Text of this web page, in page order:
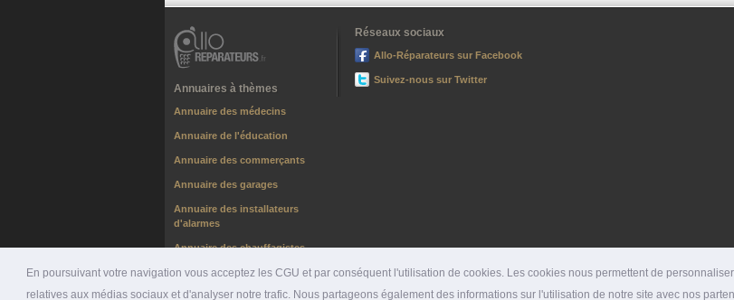
En poursuivant votre navigation vous acceptez les CGU et par conséquent l'utilisation de cookies. Les cookies nous permettent de
relatives aux médias sociaux et d'analyser notre trafic. Nous partageons également des informations sur l'utilisation de notre site avec nos
Annuaires à thèmes
Annuaire des médecins
Annuaire de l'éducation
Annuaire des commerçants
Annuaire des garages
Annuaire des installateurs
d'alarmes
Annuaire des chauffagistes
Réseaux sociaux
Allo-Réparateurs sur Facebook
Suivez-nous sur Twitter